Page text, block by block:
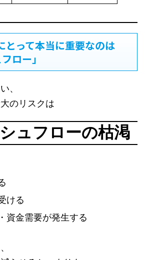
って本当に重要なのは
ロー」
、
のリスクは
ュフローの枯渇
ける
資金需要が発生する